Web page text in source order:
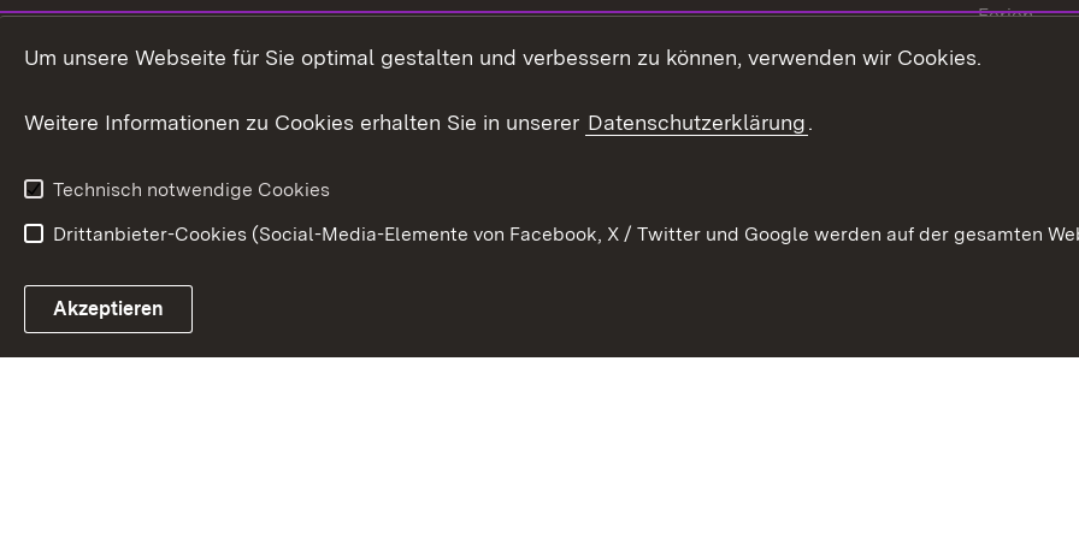
Anfahrt und Kontakt
Ferien
Stellen
Link zum Landesportal
Um unsere Webseite für Sie optimal gestalten und verbessern zu können, verwenden wir Cookies.
Weitere Informationen zu Cookies erhalten Sie in unserer Datenschutzerklärung.
Technisch notwendige Cookies
Drittanbieter-Cookies (Social-Media-Elemente von Facebook, X / Twitter und Google werden auf der gesamten
Akzeptieren